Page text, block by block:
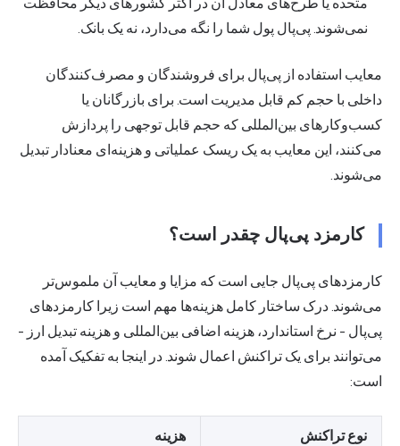
متحده یا طرح‌های معادل آن در اکثر کشورهای دیگر محافظت
نمی‌شوند. پی‌پال پول شما را نگه می‌دارد، نه یک بانک.
معایب استفاده از پی‌پال برای فروشندگان و مصرف‌کنندگان
داخلی با حجم کم قابل مدیریت است. برای بازرگانان یا
کسب‌وکارهای بین‌المللی که حجم قابل توجهی را پردازش
می‌کنند، این معایب به یک ریسک عملیاتی و هزینه‌ای معنادار تبدیل
می‌شوند.
کارمزد پی‌پال چقدر است؟
کارمزدهای پی‌پال جایی است که مزایا و معایب آن ملموس‌تر
می‌شوند. درک ساختار کامل هزینه‌ها مهم است زیرا کارمزدهای
پی‌پال - نرخ استاندارد، هزینه اضافی بین‌المللی و هزینه تبدیل ارز -
می‌توانند برای یک تراکنش اعمال شوند. در اینجا به تفکیک آمده
است:
نوع تراکنش هزینه